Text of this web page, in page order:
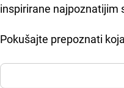
inspirirane najpoznatijim
Pokušajte prepoznati